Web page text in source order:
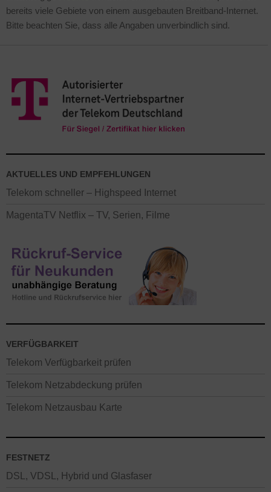
bereits viele Gebiete von einem ausgebauten Breitband-Internet.
Bitte beachten Sie, dass alle Angaben unverbindlich sind.
AKTUELLES UND EMPFEHLUNGEN
Telekom schneller – Highspeed Internet
MagentaTV Netflix – TV, Serien, Filme
VERFÜGBARKEIT
Telekom Verfügbarkeit prüfen
Telekom Netzabdeckung prüfen
Telekom Netzausbau Karte
FESTNETZ
DSL, VDSL, Hybrid und Glasfaser